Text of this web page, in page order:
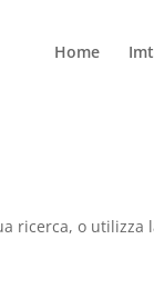
Home
ricerca, o